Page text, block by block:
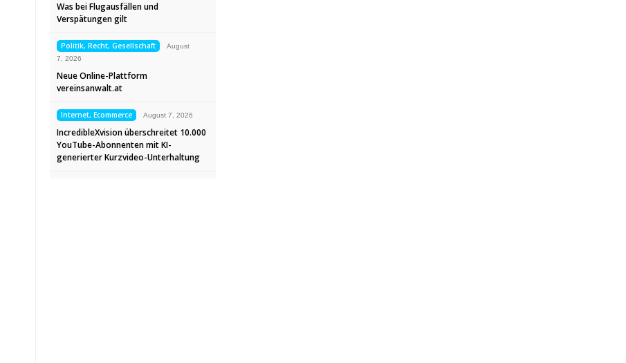
Was bei Flugausfällen und
Verspätungen gilt
Politik, Recht, Gesellschaft
August
7, 2026
Neue Online-Plattform
vereinsanwalt.at
Internet, Ecommerce August 7, 2026
IncredibleXvision überschreitet 10.000
YouTube-Abonnenten mit KI-
generierter Kurzvideo-Unterhaltung